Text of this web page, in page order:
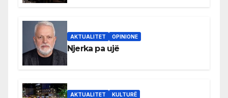
AKTUALITET OPINIONE
Njerka pa ujë
AKTUALITET KULTURË